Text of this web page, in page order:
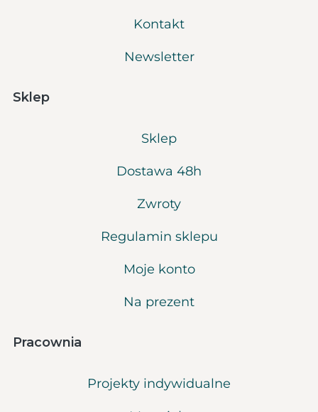
Kontakt
Newsletter
Sklep
Sklep
Dostawa 48h
Zwroty
Regulamin sklepu
Moje konto
Na prezent
Pracownia
Projekty indywidualne